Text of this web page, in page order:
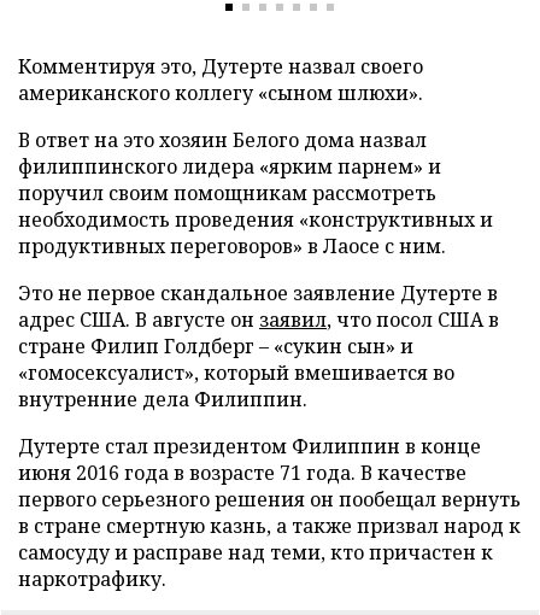
Комментируя это, Дутерте назвал своего
американского коллегу «сыном шлюхи».
В ответ на это хозяин Белого дома назвал
филиппинского лидера «ярким парнем» и
поручил своим помощникам рассмотреть
необходимость проведения «конструктивных и
продуктивных переговоров» в Лаосе с ним.
Это не первое скандальное заявление Дутерте в
адрес США. В августе он заявил, что посол США в
стране Филип Голдберг – «сукин сын» и
«гомосексуалист», который вмешивается во
внутренние дела Филиппин.
Дутерте стал президентом Филиппин в конце
июня 2016 года в возрасте 71 года. В качестве
первого серьезного решения он пообещал вернуть
в стране смертную казнь, а также призвал народ к
самосуду и расправе над теми, кто причастен к
наркотрафику.